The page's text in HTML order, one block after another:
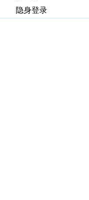
隐身登录